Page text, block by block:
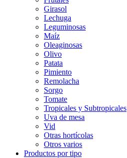
Girasol
Lechuga
Leguminosas
Maíz
Oleaginosas
Olivo
Patata
Pimiento
Remolacha
Sorgo
Tomate
Tropicales y Subtropicales
Uva de mesa
Vid
Otras hortícolas
Otros varios
Productos por tipo